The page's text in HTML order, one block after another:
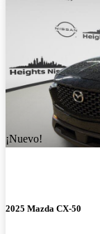
¡Nuevo!
2025 Mazda CX-50